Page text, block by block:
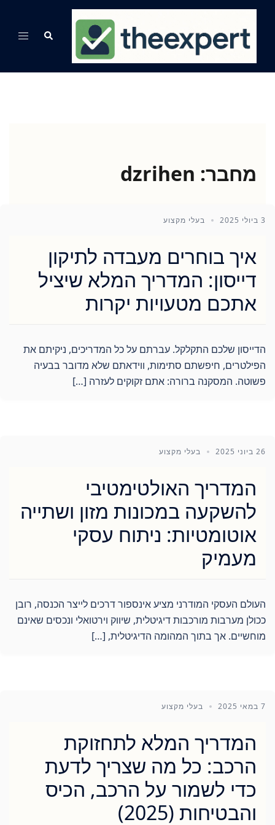
content
Search
Toggle
מחבר: dzrihen
3 ביולי 2025 בעלי מקצוע
איך בוחרים מעבדה לתיקון
דייסון: המדריך המלא שיציל
אתכם מטעויות יקרות
הדייסון שלכם התקלקל. עברתם על כל המדריכים, ניקיתם את
הפילטרים, חיפשתם סתימות, ווידאתם שלא מדובר בבעיה
פשוטה. המסקנה ברורה: אתם זקוקים לעזרה […]
26 ביוני 2025 בעלי מקצוע
המדריך האולטימטיבי
להשקעה במכונות מזון ושתייה
אוטומטיות: ניתוח עסקי
מעמיק
העולם העסקי המודרני מציע אינספור דרכים לייצר הכנסה, רובן
ככולן מערבות מורכבות דיגיטלית, שיווק וירטואלי ונכסים שאינם
מוחשיים. אך בתוך המהומה הדיגיטלית, […]
7 במאי 2025 בעלי מקצוע
המדריך המלא לתחזוקת
הרכב: כל מה שצריך לדעת
כדי לשמור על הרכב, הכיס
והבטיחות (2025)